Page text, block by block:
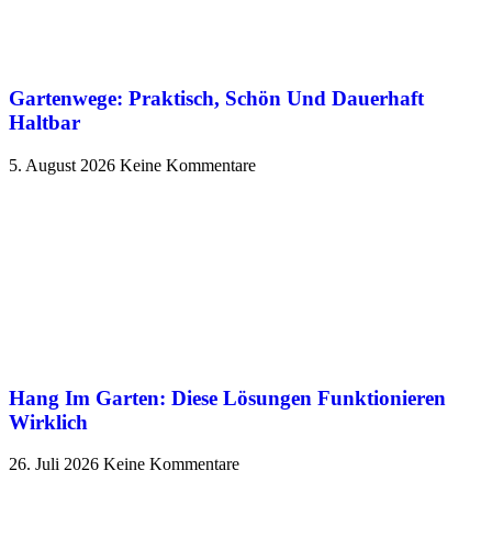
Gartenwege: Praktisch, Schön Und Dauerhaft
Haltbar
5. August 2026 Keine Kommentare
Hang Im Garten: Diese Lösungen Funktionieren
Wirklich
26. Juli 2026 Keine Kommentare